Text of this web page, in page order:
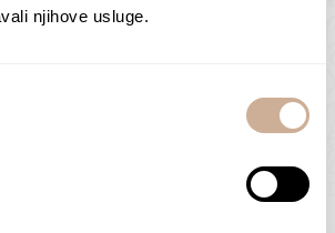
njihove usluge.
138,00 €
Moreškanti – sjena
€Raspon